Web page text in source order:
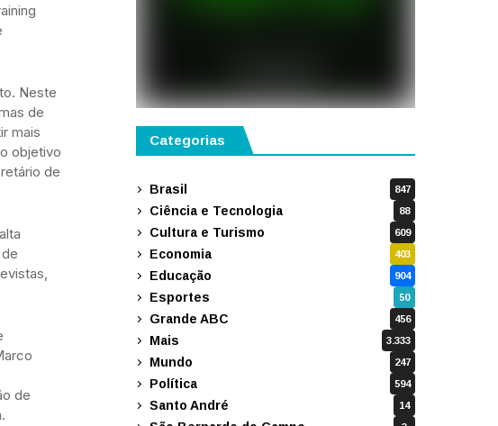
Neste
de
mais
objetivo
de
de
Categorias
Brasil 847
Ciência e Tecnologia 88
Cultura e Turismo 609
Economia 403
Educação 904
Esportes 50
Grande ABC 456
Mais 3.333
Mundo 247
Política 594
Santo André 14